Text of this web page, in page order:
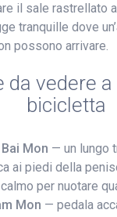
il sale rastrellato
tranquille dove
possono arrivare.
da vedere
bicicletta
Mon — un lungo
ai piedi della
per nuotare
Mon — pedala